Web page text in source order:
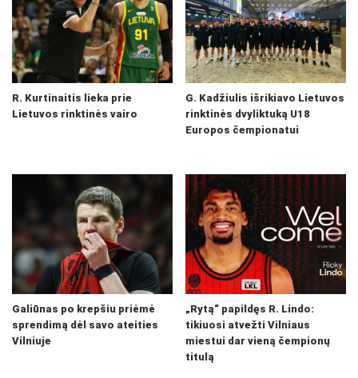
R. Kurtinaitis lieka prie
Lietuvos rinktinės vairo
G. Kadžiulis išrikiavo Lietuvos
rinktinės dvyliktuką U18
Europos čempionatui
Galiūnas po krepšiu priėmė
sprendimą dėl savo ateities
Vilniuje
„Rytą“ papildęs R. Lindo:
tikiuosi atvežti Vilniaus
miestui dar vieną čempionų
titulą